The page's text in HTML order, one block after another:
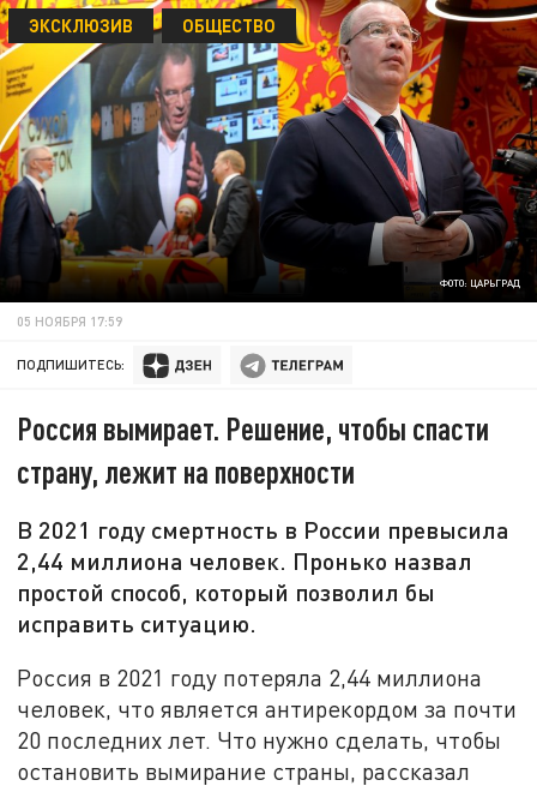
ФОТО: ЦАРЬГРАД
ЭКСКЛЮЗИВ ОБЩЕСТВО
05 НОЯБРЯ 17:59
ПОДПИШИТЕСЬ:
Россия вымирает. Решение, чтобы спасти
страну, лежит на поверхности
В 2021 году смертность в России превысила
2,44 миллиона человек. Пронько назвал
простой способ, который позволил бы
исправить ситуацию.
Россия в 2021 году потеряла 2,44 миллиона
человек, что является антирекордом за почти
20 последних лет. Что нужно сделать, чтобы
остановить вымирание страны, рассказал